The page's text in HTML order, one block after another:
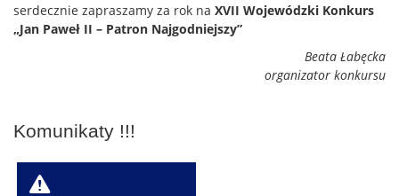
serdecznie zapraszamy za rok na XVII Wojewódzki Konkurs
„Jan Paweł II – Patron Najgodniejszy”
Beata Łabęcka
organizator konkursu
Komunikaty !!!
W